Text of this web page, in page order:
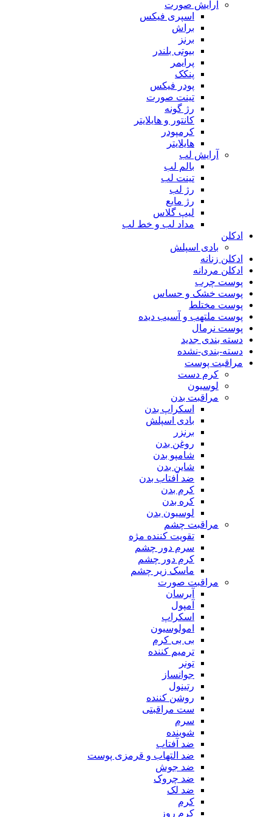
آرایش صورت
اسپری فیکس
براش
برنز
بیوتی بلندر
پرایمر
پنکک
پودر فیکس
تینت صورت
رژ گونه
کانتور و هایلایتر
کرمپودر
هایلایتر
آرایش لب
بالم لب
تینت لب
رژ لب
رژ مایع
لیپ گلاس
مداد لب و خط لب
ادکلن
بادی اسپلش
ادکلن زنانه
ادکلن مردانه
پوست چرب
پوست خشک و حساس
پوست مختلط
پوست ملتهب و آسیب دیده
پوست نرمال
دسته بندی جدید
دسته-بندی-نشده
مراقبت پوست
کرم دست
لوسیون
مراقبت بدن
اسکراپ بدن
بادی اسپلش
برنزر
روغن بدن
شامپو بدن
شاین بدن
ضد آفتاب بدن
کرم بدن
کره بدن
لوسیون بدن
مراقبت چشم
تقویت کننده مژه
سرم دور چشم
کرم دور چشم
ماسک زیر چشم
مراقبت صورت
آبرسان
آمپول
اسکراپ
امولوسیون
بی بی کرم
ترمیم کننده
تونر
جوانساز
رتینول
روشن کننده
ست مراقبتی
سرم
شوینده
ضد آفتاب
ضد التهاب و قرمزی پوست
‌ضد جوش
ضد چروک
ضد لک
کرم
کرم روز